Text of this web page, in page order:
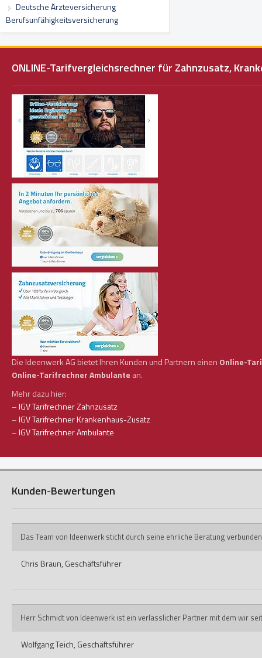
Deutsche Ärzteversicherung
Berufsunfähigkeitsversicherung
ONLINE-Tarifvergleichsrechner für Zahnzusatz,
Die Ideenwerk AG bietet Ihren Kunden und Partnern einen Online-
Online-Tarifrechner Ambulante an.
Mehr dazu hier:
–IGV Tarifrechner Zahnzusatz
–IGV Tarifrechner Krankenhaus-Zusatz
–IGV Tarifrechner Ambulante
Kunden-Bewertungen
Das Team von Ideenwerk sticht durch seine ehrliche Beratung
Chris Braun, Geschäftsführer
Herr Schmidt von Ideenwerk ist ein verlässlicher Partner mit dem wir
Wolfgang Teich, Geschäftsführer